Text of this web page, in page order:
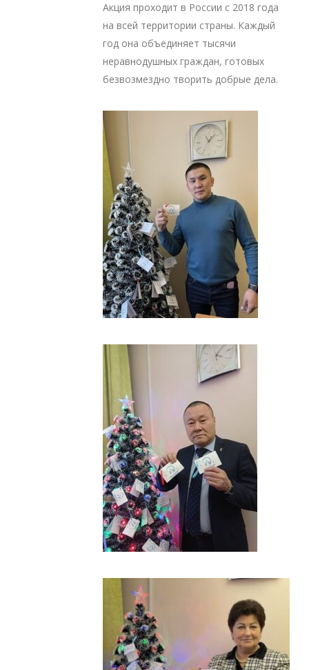
Акция проходит в России с 2018 года
на всей территории страны. Каждый
год она объединяет тысячи
неравнодушных граждан, готовых
безвозмездно творить добрые дела.